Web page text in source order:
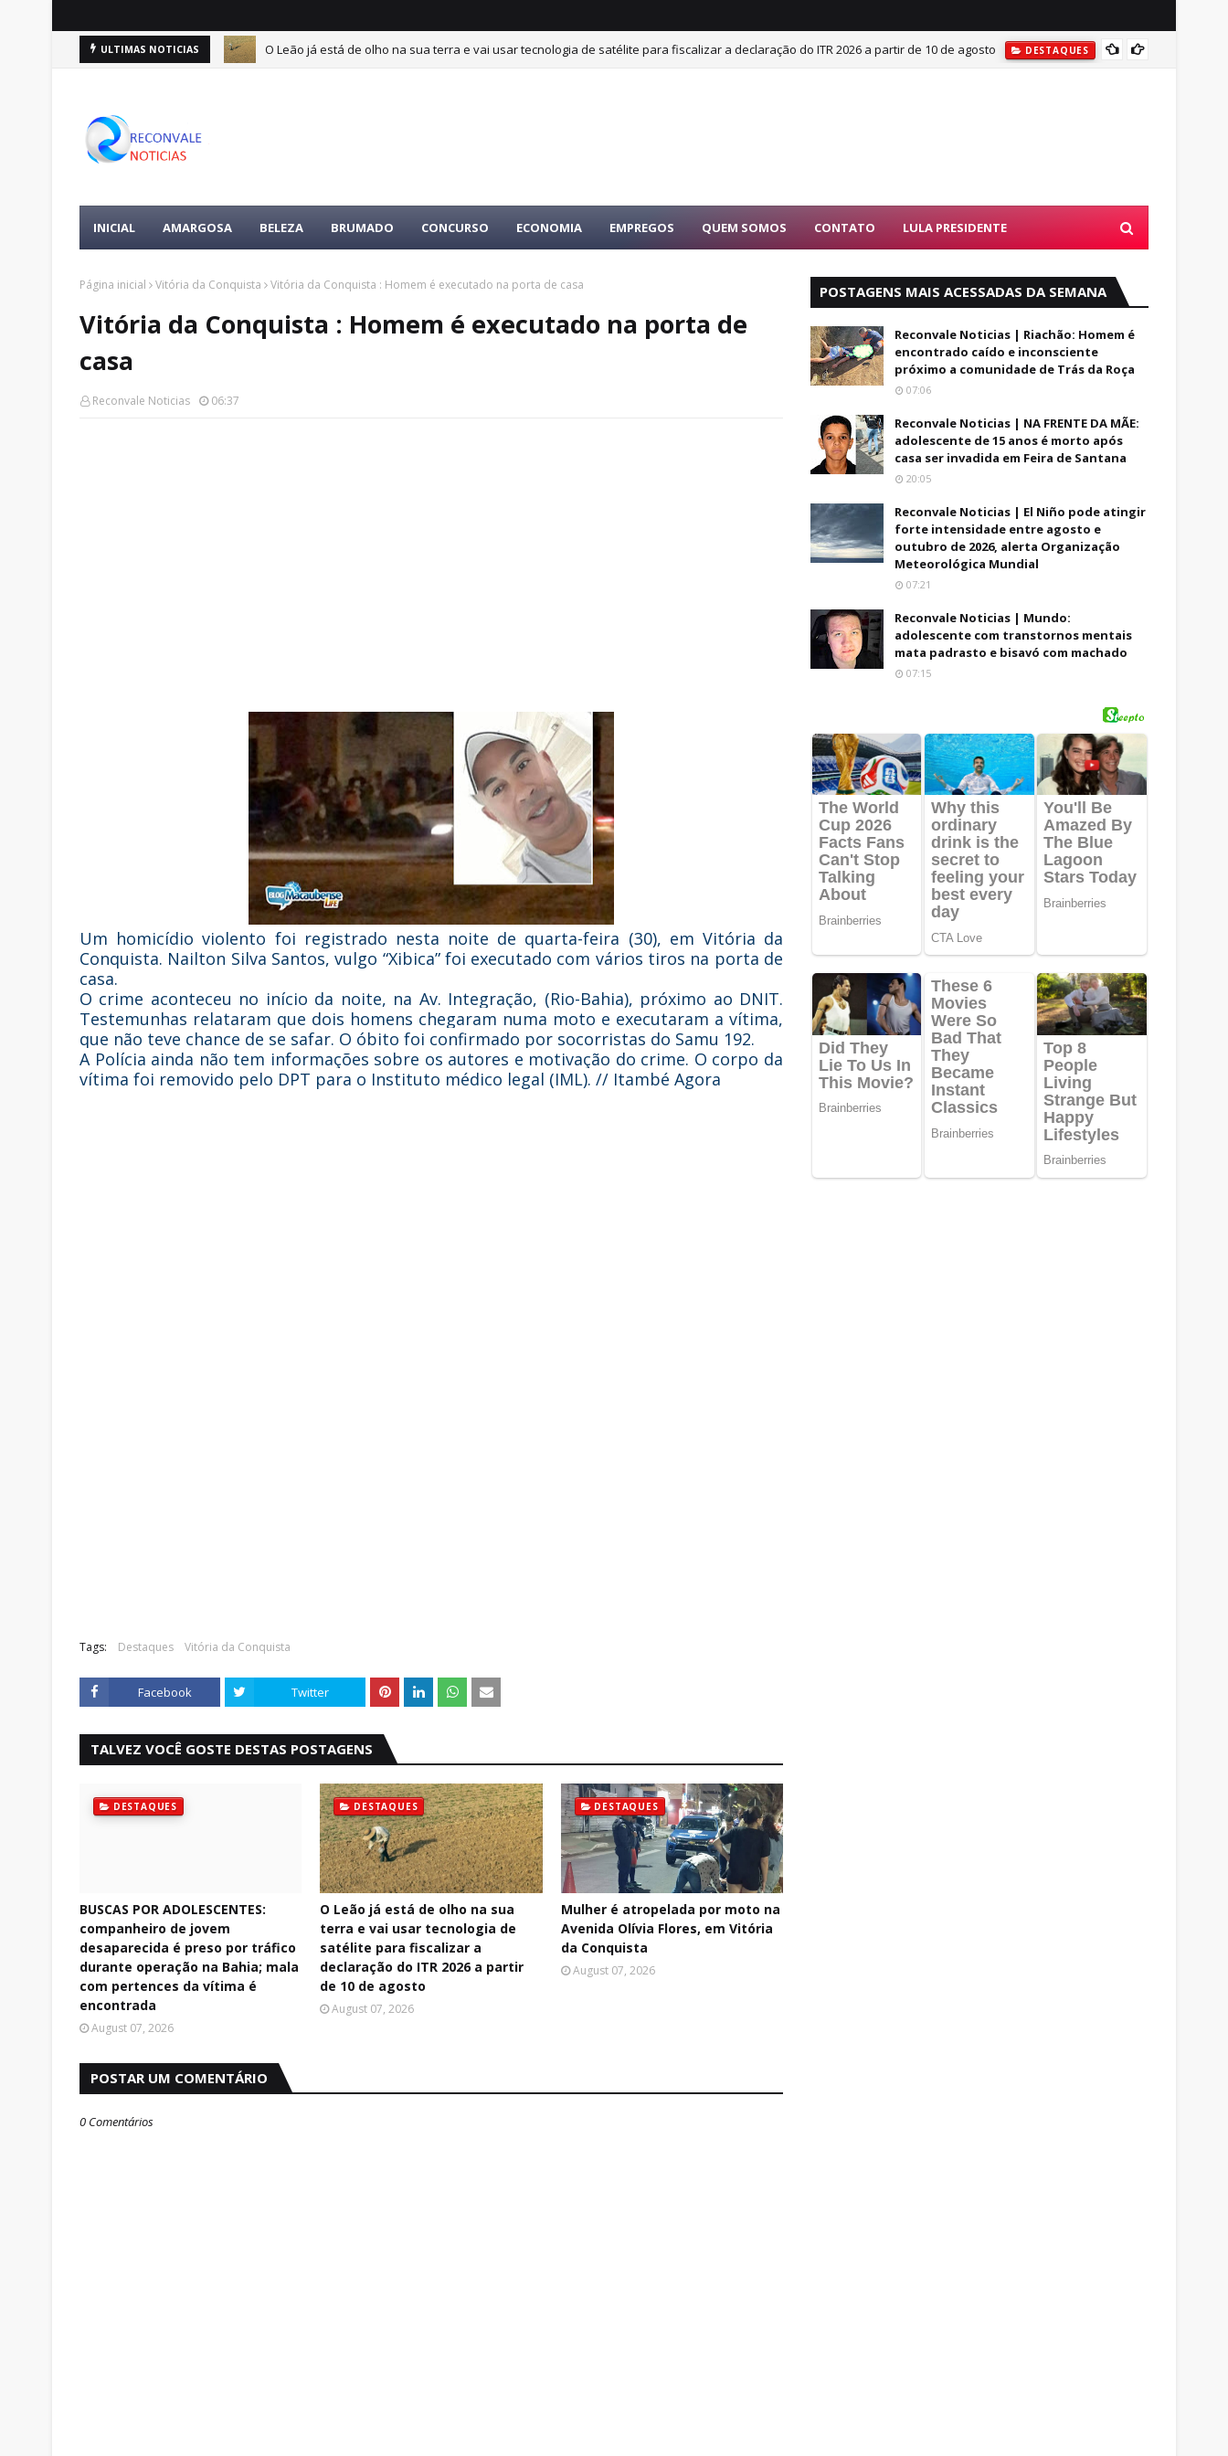
ULTIMAS NOTICIAS O Leão já está de olho na sua terra e vai usar tecnologia de satélite para fiscalizar a declaração do ITR 2026 a partir de 10 de agosto DESTAQUES
INICIAL AMARGOSA BELEZA BRUMADO CONCURSO ECONOMIA EMPREGOS QUEM SOMOS CONTATO LULA PRESIDENTE
Página inicial Vitória da Conquista Vitória da Conquista : Homem é executado na porta de casa
Vitória da Conquista : Homem é executado na porta de
casa
Reconvale Noticias 06:37
Um homicídio violento foi registrado nesta noite de quarta-feira (30), em Vitória da
Conquista. Nailton Silva Santos, vulgo “Xibica” foi executado com vários tiros na porta de
casa.
O crime aconteceu no início da noite, na Av. Integração, (Rio-Bahia), próximo ao DNIT.
Testemunhas relataram que dois homens chegaram numa moto e executaram a vítima,
que não teve chance de se safar. O óbito foi confirmado por socorristas do Samu 192.
A Polícia ainda não tem informações sobre os autores e motivação do crime. O corpo da
vítima foi removido pelo DPT para o Instituto médico legal (IML). // Itambé Agora
Tags: Destaques Vitória da Conquista
Facebook Twitter
TALVEZ VOCÊ GOSTE DESTAS POSTAGENS
DESTAQUES
BUSCAS POR ADOLESCENTES:
companheiro de jovem
desaparecida é preso por tráfico
durante operação na Bahia; mala
com pertences da vítima é
encontrada
August 07, 2026
DESTAQUES
O Leão já está de olho na sua
terra e vai usar tecnologia de
satélite para fiscalizar a
declaração do ITR 2026 a partir
de 10 de agosto
August 07, 2026
DESTAQUES
Mulher é atropelada por moto na
Avenida Olívia Flores, em Vitória
da Conquista
August 07, 2026
POSTAR UM COMENTÁRIO
0 Comentários
POSTAGENS MAIS ACESSADAS DA SEMANA
Reconvale Noticias | Riachão: Homem é
encontrado caído e inconsciente
próximo a comunidade de Trás da Roça
07:06
Reconvale Noticias | NA FRENTE DA MÃE:
adolescente de 15 anos é morto após
casa ser invadida em Feira de Santana
20:05
Reconvale Noticias | El Niño pode atingir
forte intensidade entre agosto e
outubro de 2026, alerta Organização
Meteorológica Mundial
07:21
Reconvale Noticias | Mundo:
adolescente com transtornos mentais
mata padrasto e bisavó com machado
07:15